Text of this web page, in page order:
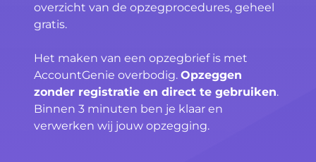
overzicht van de opzegprocedures, geheel
gratis.
Het maken van een opzegbrief is met
AccountGenie overbodig. Opzeggen
zonder registratie en direct te gebruiken.
Binnen 3 minuten ben je klaar en
verwerken wij jouw opzegging.